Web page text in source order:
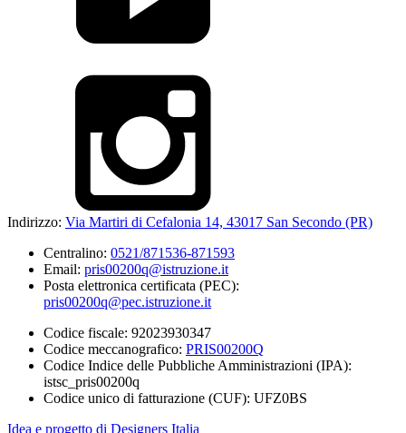
Indirizzo: Via Martiri di Cefalonia 14, 43017 San Secondo (PR)
Centralino: 0521/871536-871593
Email: pris00200q@istruzione.it
Posta elettronica certificata (PEC):
pris00200q@pec.istruzione.it
Codice fiscale: 92023930347
Codice meccanografico: PRIS00200Q
Codice Indice delle Pubbliche Amministrazioni (IPA):
istsc_pris00200q
Codice unico di fatturazione (CUF): UFZ0BS
Idea e progetto di Designers Italia